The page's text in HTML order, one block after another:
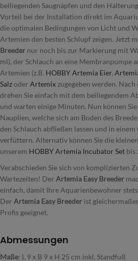
beiliegenden Saugnäpfen und den
Vorteil bei der Installation direkt im
die optimalen Bedingungen von Licht und
Artemien den besten Schlupf zeigen. Jetzt
Breeder nur noch bis zur Markierung mit
ml), der Schlauch an eine Membranpumpe
Artemien (z.B. HOBBY Artemia Eier,
Salzoder Artemix zugegeben werden.
drehen Sie einfach mit dem beiliegendem
und warten einige Minuten. Nun können
Nauplien, welche sich am Boden des
den Schlauch abfließen lassen und in
verfüttern. Alternativ können Sie die
unserem HOBBY Artemia Incubator Set bis
Verabschieden Sie sich von komplizierten
Wartezeiten! Der Artemia Easy Breeder
einfach, damit Ihre Aquarienbewohner
Der Artemia Easy Breeder ist
Profis geeignet.
Abmessungen
Maße: L 9 x B 9 x H 25 cm inkl. Standfuß